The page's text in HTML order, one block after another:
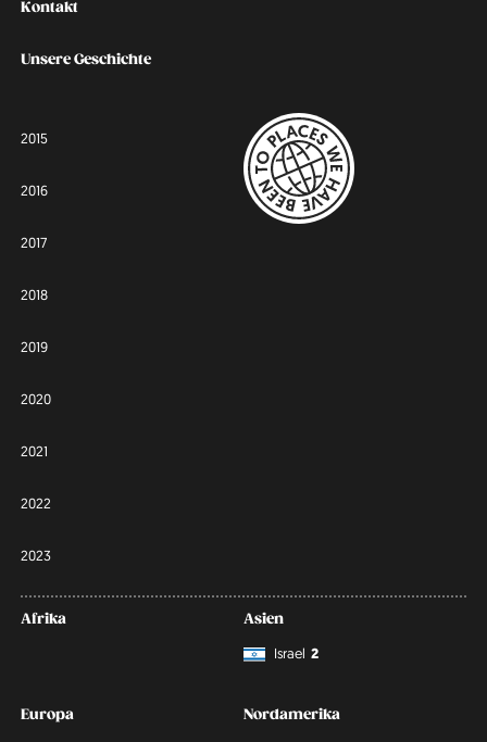
Kontakt
Unsere Geschichte
2015
2016
2017
2018
2019
2020
2021
2022
2023
Afrika
Asien
Israel 2
Europa
Nordamerika